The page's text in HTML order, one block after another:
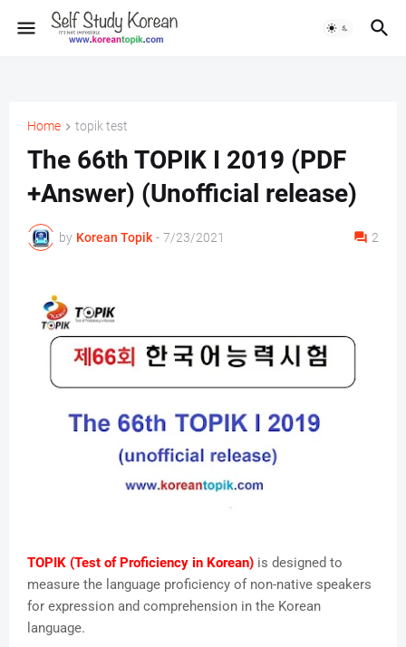
Home topik test
The 66th TOPIK I 2019 (PDF
+Answer) (Unofficial release)
by Korean Topik - 7/23/2021 2
TOPIK (Test of Proficiency in Korean) is designed to
measure the language proficiency of non-native speakers
for expression and comprehension in the Korean
language.